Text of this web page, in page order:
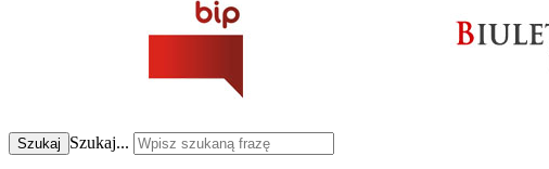
Szukaj Szukaj...